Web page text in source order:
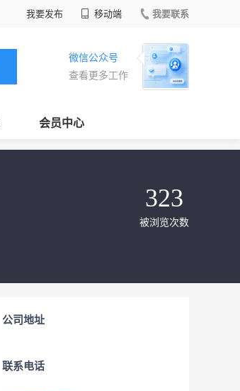
我要发布 移动端 我要联系
微信公众号
查看更多工作
会员中心
323
被浏览次数
公司地址
联系电话